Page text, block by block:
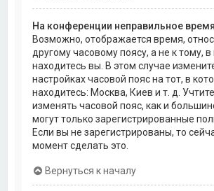
На конференции неправильное
Возможно, отображается время,
другому часовому поясу, а не к тому,
находитесь вы. В этом случае
настройках часовой пояс на тот, в
находитесь: Москва, Киев и т. д.
изменять часовой пояс, как и
могут только зарегистрированные
Если вы не зарегистрированы, то
момент сделать это.
Вернуться к началу